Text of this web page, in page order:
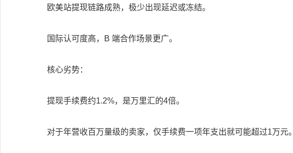
欧美站提现链路成熟，极少出现延迟或冻结。
国际认可度高，B 端合作场景更广。
核心劣势：
提现手续费约1.2%，是万里汇的4倍。
对于年营收百万量级的卖家，仅手续费一项年支出就可能超过1万元。